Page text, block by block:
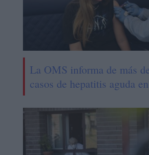
La OMS informa de más
casos de hepatitis aguda